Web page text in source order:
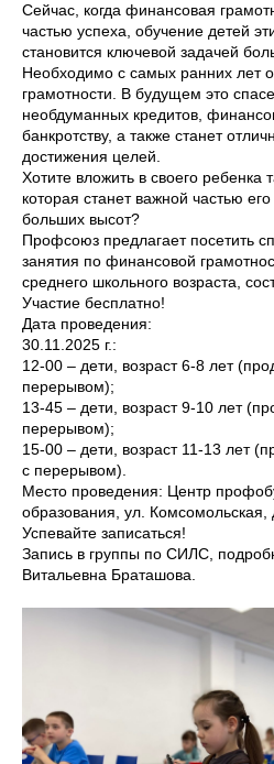
Сейчас, когда финансовая
частью успеха, обучение детей
становится ключевой задачей
Необходимо с самых ранних лет
грамотности. В будущем это
необдуманных кредитов,
банкротству, а также станет
достижения целей.
Хотите вложить в своего
которая станет важной частью
больших высот?
Профсоюз предлагает посетить
занятия по финансовой
среднего школьного возраста,
Участие бесплатно!
Дата проведения:
30.11.2025 г.:
12-00 – дети, возраст 6-8 лет
перерывом);
13-45 – дети, возраст 9-10 лет
перерывом);
15-00 – дети, возраст 11-13 лет
с перерывом).
Место проведения: Центр
образования, ул. Комсомольская,
Успевайте записаться!
Запись в группы по СИЛС,
Витальевна Браташова.